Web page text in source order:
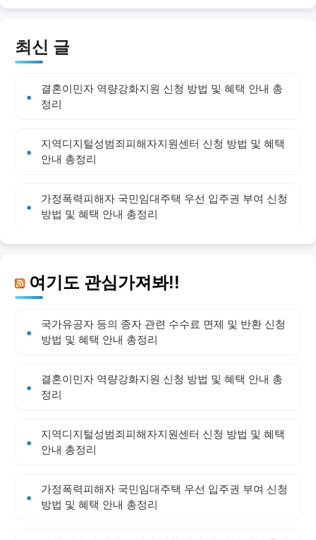
최신 글
결혼이민자 역량강화지원 신청 방법 및 혜택 안내 총
정리
지역디지털성범죄피해자지원센터 신청 방법 및 혜택
안내 총정리
가정폭력피해자 국민임대주택 우선 입주권 부여 신청
방법 및 혜택 안내 총정리
여기도 관심가져봐!!
국가유공자 등의 종자 관련 수수료 면제 및 반환 신청
방법 및 혜택 안내 총정리
결혼이민자 역량강화지원 신청 방법 및 혜택 안내 총
정리
지역디지털성범죄피해자지원센터 신청 방법 및 혜택
안내 총정리
가정폭력피해자 국민임대주택 우선 입주권 부여 신청
방법 및 혜택 안내 총정리